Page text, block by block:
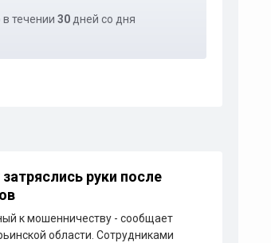
течении 30 дней со дня
руки после
к мошенничеству - сообщает
области. Сотрудниками